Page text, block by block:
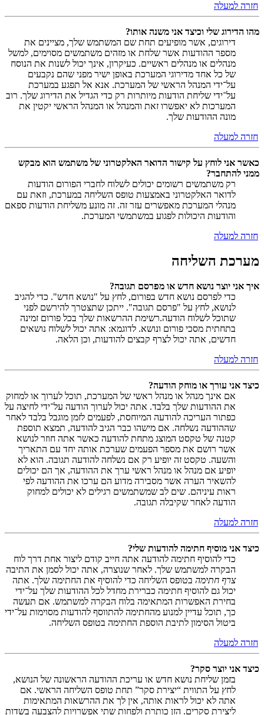
חזרה למעלה
מהו הדירוג שלי וכיצד אני משנה אותו?
דירוגים, אשר מופיעים תחת שם המשתמש שלך, מציינים את
מספר ההודעות אשר שלחת או מזהים משתמשים מסוימים, למשל
מנהלים או מנהלים ראשיים. כעיקרון, אינך יכול לשנות את הנוסח
של כל אחד מדירוגי המערכת באופן ישיר מפני שהם נקבעים
על־ידי המנהל הראשי של המערכת. אנא אל תפגע במערכת
על־ידי שליחת הודעות מיותרות רק כדי הגדיל את הדירוג שלך. רוב
המערכות לא יאפשרו זאת והמנהל או המנהל הראשי יקטין את
מונה ההודעות שלך.
חזרה למעלה
כאשר אני לוחץ על קישור הדואר האלקטרוני של משתמש הוא מבקש
ממני להתחבר?
רק משתמשים רשומים יכולים לשלוח לחברי הפורום הודעות
לדואר האלקטרוני באמצעות טופס השליחה במערכת, וזאת עם
מנהלי המערכת מאפשרים עזר זה. זה מונע משליחת הודעות ספאם
והודעות היכולות לפגוע במשתמשי המערכת.
חזרה למעלה
מערכת השליחה
איך אני יוצר נושא חדש או מפרסם תגובה?
כדי לפרסם נושא חדש בפורום, לחץ על "נושא חדש". כדי להגיב
לנושא, לחץ על "פרסם תגובה". ייתכן שתצטרך להירשם לפני
שתוכל לשלוח הודעה.רשימת ההרשאות שלך בכל פורום זמינה
בתחתית מסכי פורום ונושא. לדוגמא: אתה יכול לשלוח נושאים
חדשים, אתה יכול לצרף קבצים להודעות, וכן הלאה.
חזרה למעלה
כיצד אני עורך או מוחק הודעה?
אם אינך מנהל או מנהל ראשי של המערכת, תוכל לערוך או למחוק
את ההודעות שלך בלבד. אתה יכול לערוך הודעה על־ידי לחיצה על
כפתור העריכה להודעה המיוחסת, לפעמים לזמן מוגבל בלבד לאחר
שההודעה נשלחה. אם מישהו כבר הגיב להודעה, תמצא תוספת
קטנה של טקסט המוצג מתחת להודעה כאשר אתה חוזר לנושא
אשר רושם את מספר הפעמים שערכת אותה יחד עם התאריך
והשעה. טקסט זה יופיע רק אם נשלחה להודעה תגובה. הוא לא
יופיע אם מנהל או מנהל ראשי ערך את ההודעה, אך הם יכולים
להשאיר הערה אשר מסבירה מדוע הם ערכו את ההודעה לפי
ראות עיניהם. שים לב שמשתמשים רגילים לא יכולים למחוק
הודעה לאחר שקיבלה תגובה.
חזרה למעלה
כיצד אני מוסיף חתימה להודעות שלי?
כדי להוסיף חתימה להודעה אתה חייב קודם ליצור אחת דרך לוח
הבקרה למשתמש שלך. לאחר שנוצרה, אתה יכול לסמן את התיבה
צרף חתימה בטופס השליחה כדי להוסיף את החתימה שלך. אתה
יכול גם להוסיף חתימה כברירת מחדל לכל ההודעות שלך על־ידי
בחירת האפשרות המתאימה בלוח הבקרה למשתמש. אם תעשה
כך, תוכל עדיין למנוע מהחתימה להתווסף להודעות מסוימות על־ידי
ביטול הסימון לתיבת הוספת החתימה בטופס השליחה.
חזרה למעלה
כיצד אני יוצר סקר?
בזמן שליחת נושא חדש או עריכת ההודעה הראשונה של הנושא,
לחץ על התווית “יצירת סקר” תחת טופס השליחה הראשי. אם
אתה לא יכול לראות אותה, אין לך את ההרשאות המתאימות
ליצירת סקרים. הזן כותרת ולפחות שתי אפשרויות להצבעה בשדות